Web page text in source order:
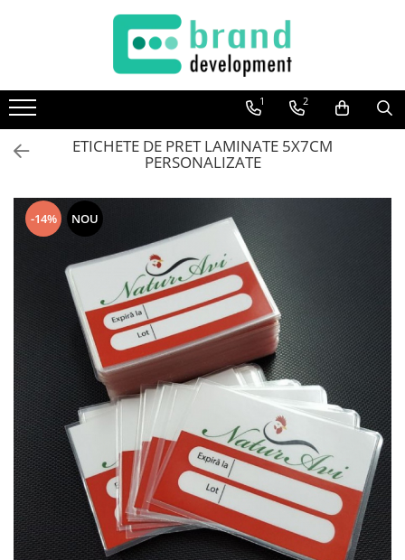
Fototapet Personalizat
Office Elixir Capsule
Tablouri Canvas
1 2
ETICHETE DE PRET LAMINATE 5X7CM
PERSONALIZATE
-14% NOU